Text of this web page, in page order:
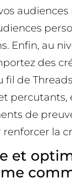
audiences
Enfin, au
des
fil de
percutants,
de
renforcer la
et